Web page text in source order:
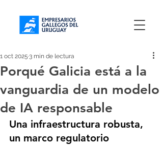
Porqué Galicia está a la
vanguardia de un modelo
de IA responsable
1 oct 2025 3 min de lectura
Una infraestructura robusta,
un marco regulatorio